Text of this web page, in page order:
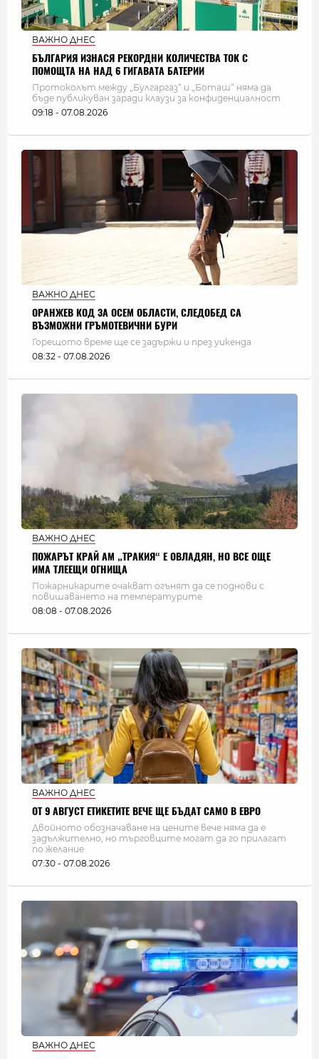
ВАЖНО ДНЕС
БЪЛГАРИЯ ИЗНАСЯ РЕКОРДНИ КОЛИЧЕСТВА ТОК С
ПОМОЩТА НА НАД 6 ГИГАВАТА БАТЕРИИ
Протоколът между „Булгаргаз“ и „Боташ“ няма да
бъде публикуван заради клаузи за конфиденциалност
09:18 - 07.08.2026
ВАЖНО ДНЕС
ОРАНЖЕВ КОД ЗА ОСЕМ ОБЛАСТИ, СЛЕДОБЕД СА
ВЪЗМОЖНИ ГРЪМОТЕВИЧНИ БУРИ
Горещото време ще се задържи и през уикенда
08:32 - 07.08.2026
ВАЖНО ДНЕС
ПОЖАРЪТ КРАЙ АМ „ТРАКИЯ“ Е ОВЛАДЯН, НО ВСЕ ОЩЕ
ИМА ТЛЕЕЩИ ОГНИЩА
Пожарникарите очакват огънят да се поднови с
повишаването на температурите
08:08 - 07.08.2026
ВАЖНО ДНЕС
ОТ 9 АВГУСТ ЕТИКЕТИТЕ ВЕЧЕ ЩЕ БЪДАТ САМО В ЕВРО
Двойното обозначаване на цените вече няма да е
задължително, но търговците могат да го прилагат
по желание
07:30 - 07.08.2026
ВАЖНО ДНЕС